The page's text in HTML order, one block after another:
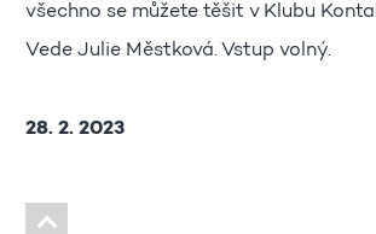
všechno se můžete těšit v Klubu
Vede Julie Městková. Vstup volný.
28. 2. 2023